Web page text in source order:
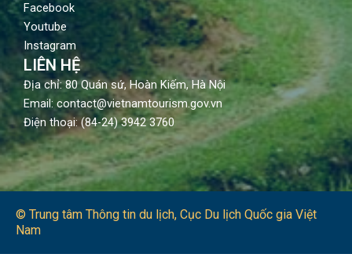
Facebook
Youtube
Instagram
LIÊN HỆ
Địa chỉ: 80 Quán sứ, Hoàn Kiếm, Hà Nội
Email: contact@vietnamtourism.gov.vn
Điện thoại: (84-24) 3942 3760
© Trung tâm Thông tin du lịch​, Cục Du lịch Quốc gia Việt
Nam